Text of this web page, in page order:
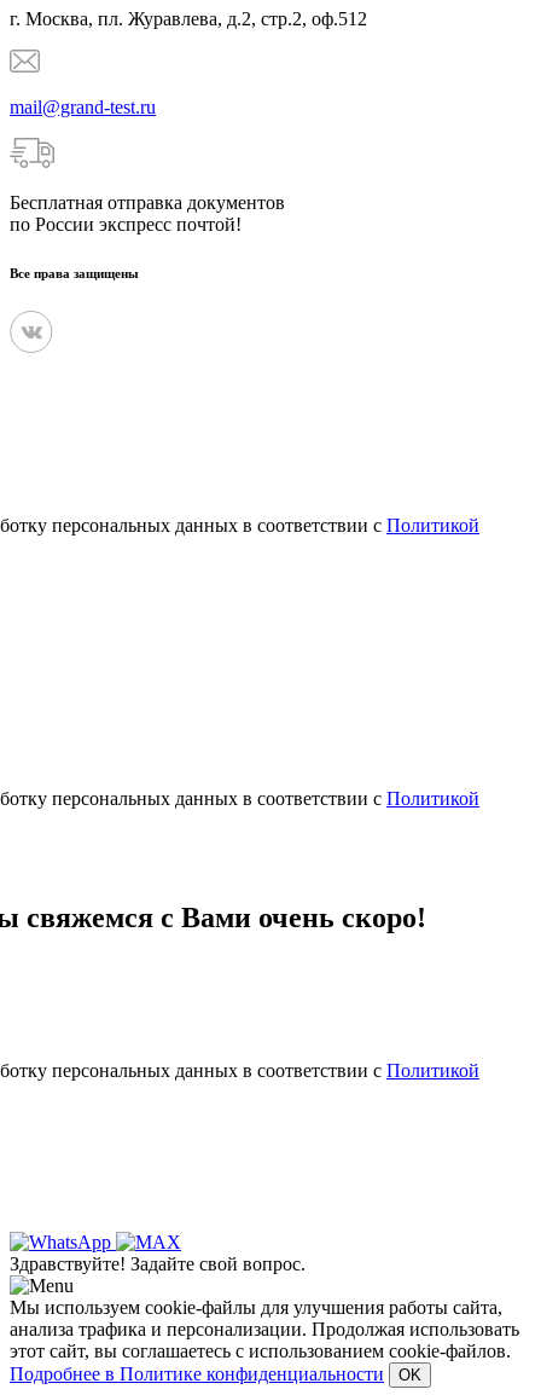
г. Москва, пл. Журавлева, д.2, стр.2, оф.512
mail@grand-test.ru
Бесплатная отправка документов
по России экспресс почтой!
Все права защищены
персональных данных в соответствии с Политикой
персональных данных в соответствии с Политикой
свяжемся с Вами очень скоро!
персональных данных в соответствии с Политикой
Здравствуйте! Задайте свой вопрос.
Мы используем cookie-файлы для улучшения работы сайта,
анализа трафика и персонализации. Продолжая использовать
этот сайт, вы соглашаетесь с использованием cookie-файлов.
Подробнее в Политике конфиденциальности
OK